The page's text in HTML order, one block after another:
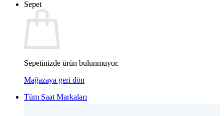
Sepet
Sepetinizde ürün bulunmuyor.
Mağazaya geri dön
Tüm Saat Markaları